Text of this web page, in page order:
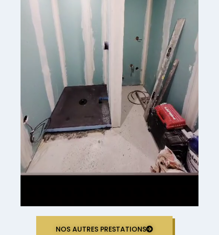
NOS AUTRES PRESTATIONS